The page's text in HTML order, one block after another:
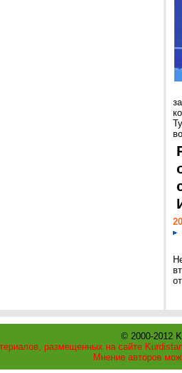
© 2000-2012
размещенных на сайте
Мнение авторов